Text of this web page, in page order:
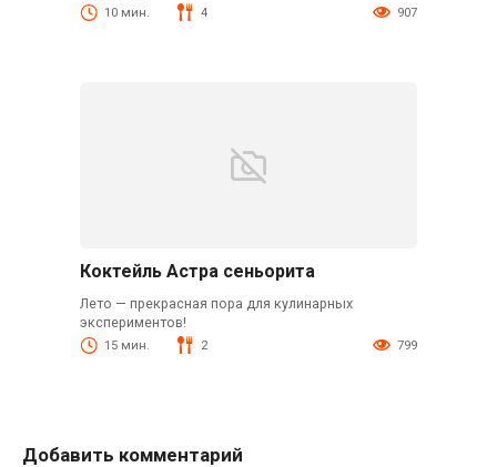
10 мин. 4 907
Коктейль Астра сеньорита
Лето — прекрасная пора для кулинарных
экспериментов!
15 мин. 2 799
Добавить комментарий